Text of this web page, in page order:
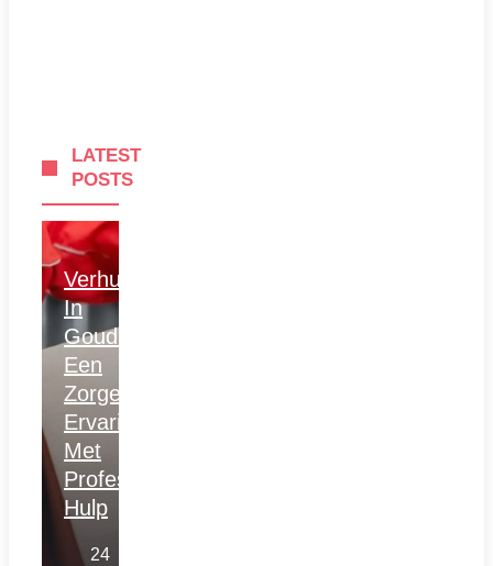
LATEST
POSTS
Verhuizen
In
Gouda:
Een
Zorgeloze
Ervaring
Met
Professionele
Hulp
24